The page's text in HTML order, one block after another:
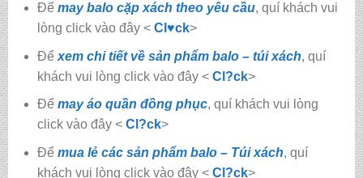
Để may balo cặp xách theo yêu cầu, quí khách vui
lòng click vào đây < Cl♥ck>
Để xem chi tiết về sản phẩm balo – túi xách, quí
khách vui lòng click vào đây < Cl?ck>
Để may áo quần đồng phục, quí khách vui lòng
click vào đây < Cl?ck>
Để mua lẻ các sản phẩm balo – Túi xách, quí
khách vui lòng click vào đây < Cl?ck>